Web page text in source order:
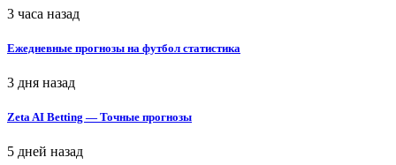
3 часа назад
Ежедневные прогнозы на футбол статистика
3 дня назад
Zeta AI Betting — Точные прогнозы
5 дней назад